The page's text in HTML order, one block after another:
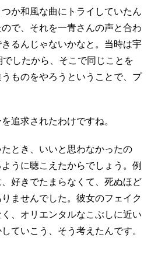
か和風な曲にトライしていたん
で、それを一青さんの声と合わ
るんじゃないかなと。当時は宇
したから、そこで同じことを
ものをやろうということで、プ
追求されたわけですね。
とき、いいと思わなかったの
うに聴こえたからでしょう。例
好きでたまらなくて、死ぬほど
ませんでした。彼女のフェイク
、オリエンタルなこぶしに近い
ていこう、そう考えたんです。